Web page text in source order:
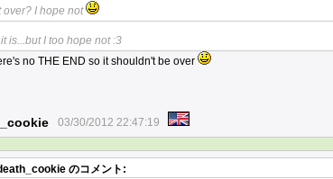
over? I hope not
is...but I too hope not :3
no THE END so it shouldn't be over
03/30/2012 22:47:19
のコメント: